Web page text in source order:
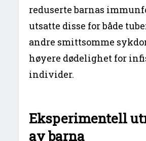
reduserte barnas
utsatte disse for både
andre smittsomme
høyere dødelighet for
individer.
Eksperimentell
av barna